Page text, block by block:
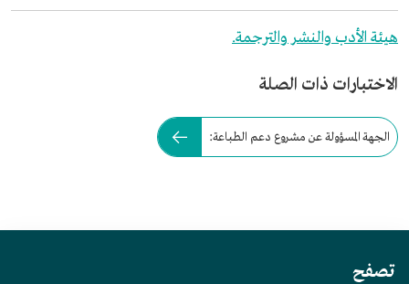
هيئة الأدب والنشر والترجمة.
الاختبارات ذات الصلة
الجهة المسؤولة عن مشروع دعم الطباعة:
تصفح